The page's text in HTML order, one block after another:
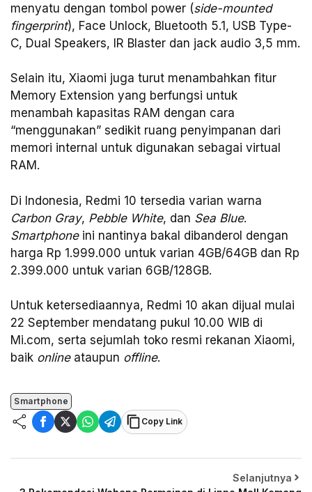
menyatu dengan tombol power (side-mounted
fingerprint), Face Unlock, Bluetooth 5.1, USB Type-
C, Dual Speakers, IR Blaster dan jack audio 3,5 mm.
Selain itu, Xiaomi juga turut menambahkan fitur
Memory Extension yang berfungsi untuk
menambah kapasitas RAM dengan cara
“menggunakan” sedikit ruang penyimpanan dari
memori internal untuk digunakan sebagai virtual
RAM.
Di Indonesia, Redmi 10 tersedia varian warna
Carbon Gray, Pebble White, dan Sea Blue.
Smartphoneini nantinya bakal dibanderol dengan
harga Rp 1.999.000 untuk varian 4GB/64GB dan Rp
2.399.000 untuk varian 6GB/128GB.
Untuk ketersediaannya, Redmi 10 akan dijual mulai
22 September mendatang pukul 10.00 WIB di
Mi.com, serta sejumlah toko resmi rekanan Xiaomi,
baik onlineataupun offline.
Smartphone
Copy Link
Selanjutnya